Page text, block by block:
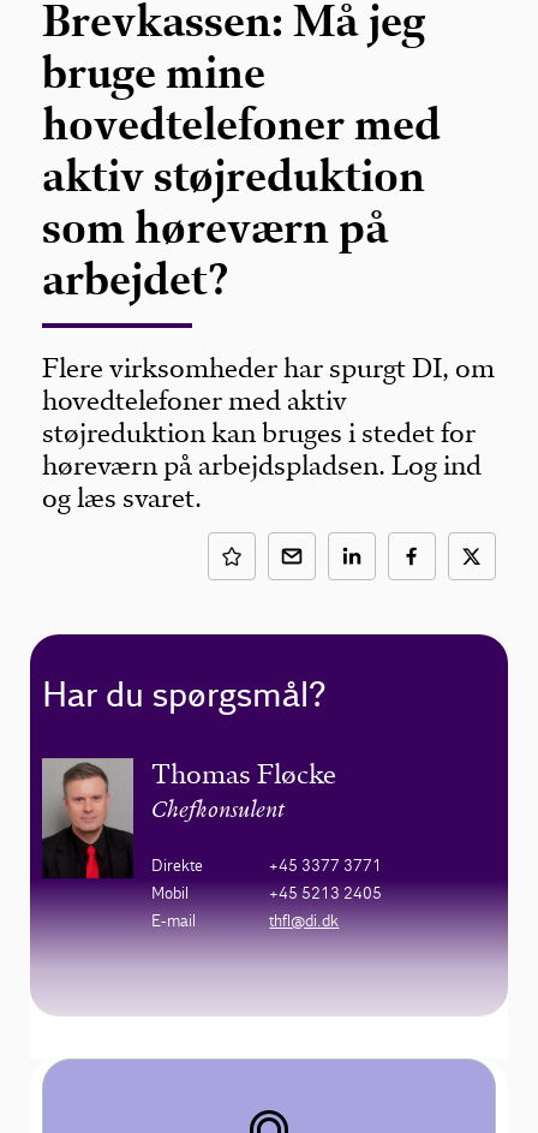
Brevkassen: Må jeg
bruge mine
hovedtelefoner med
aktiv støjreduktion
som høreværn på
arbejdet?
Flere virksomheder har spurgt DI, om
hovedtelefoner med aktiv
støjreduktion kan bruges i stedet for
høreværn på arbejdspladsen. Log ind
og læs svaret.
Har du spørgsmål?
Thomas Fløcke
Chefkonsulent
Direkte
+45 3377 3771
Mobil
+45 5213 2405
E-mail
thfl@di.dk